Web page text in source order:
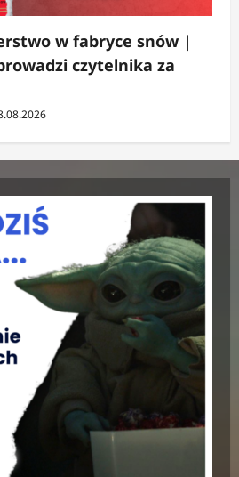
w fabryce snów |
czytelnika za